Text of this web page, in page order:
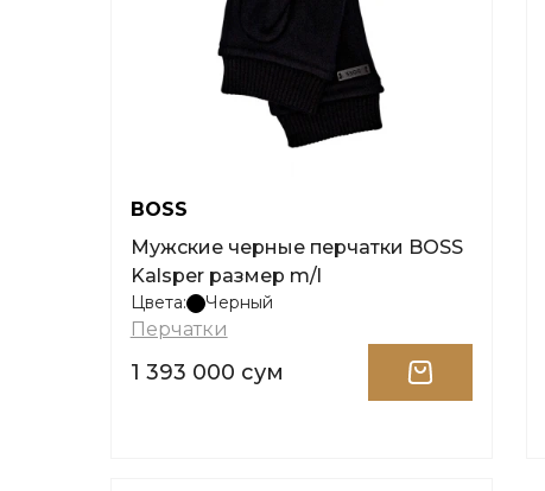
BOSS
Мужские черные перчатки BOSS
Kalsper размер m/l
Цвета: Черный
Перчатки
1 393 000 сум